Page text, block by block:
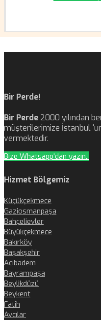
Bir Perde!
Bir Perde 2000 yılından
müşterilerimize İstanbul
vermektedir.
Bize Whatsapp'dan yazın..
Hizmet Bölgemiz
Küçükçekmece
Gaziosmanpaşa
Bahçelievler
Büyükçekmece
Bakırköy
Başakşehir
Acıbadem
Bayrampaşa
Beylikdüzü
Beykent
Fatih
Avcılar